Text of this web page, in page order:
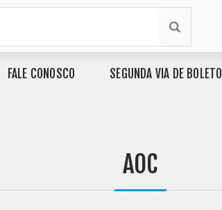
FALE CONOSCO SEGUNDA VIA DE BOLETO
AOC